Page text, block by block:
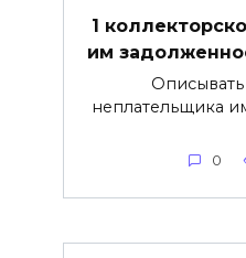
1
им
неплательщика
0